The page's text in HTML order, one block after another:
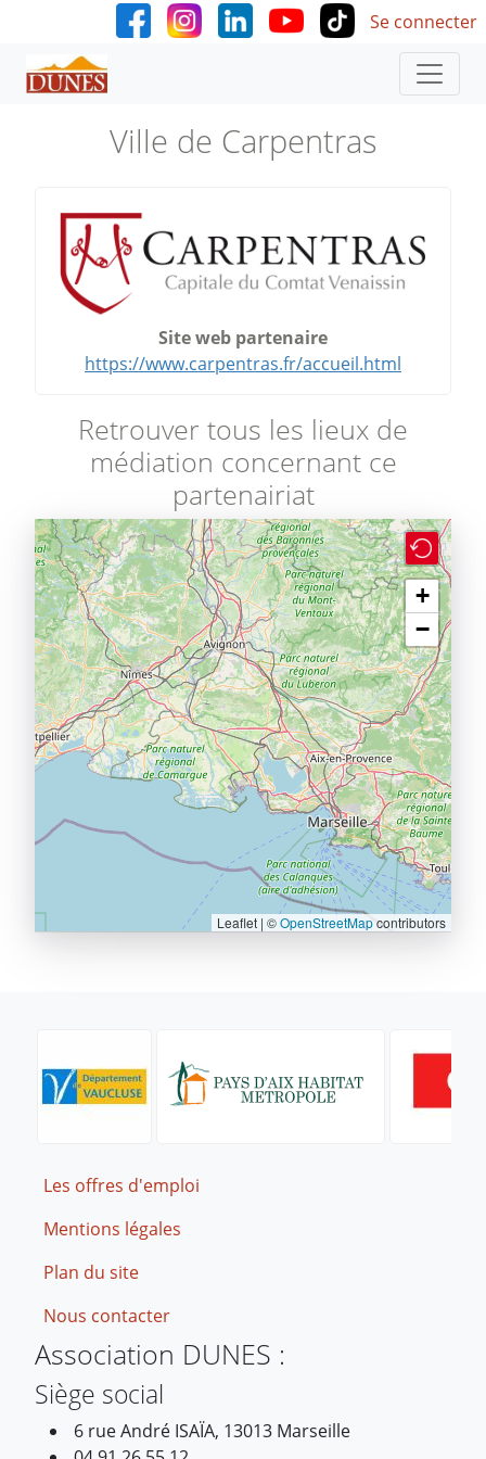
Aller au contenu principal User
Se connecter
Ville de Carpentras
Site web partenaire
https://www.carpentras.fr/accueil.html
Retrouver tous les lieux de
médiation concernant ce
partenairiat
+
−
Leaflet | ©OpenStreetMapcontributors
Footer
Les offres d'emploi
Mentions légales
Plan du site
Nous contacter
Association DUNES :
Siège social
6 rue André ISAÏA, 13013 Marseille